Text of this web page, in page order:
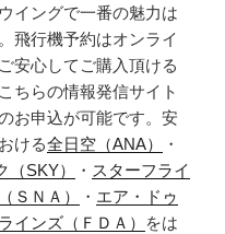
イングで一番の魅力は
飛行機予約はオンライ
安心してご購入頂ける
ちらの情報発信サイト
お申込が可能です。安
ける全日空（ANA）
・
（SKY） ・ スターフライ
ＳＮＡ） ・ エア・ドゥ
インズ（ＦＤＡ）
をは